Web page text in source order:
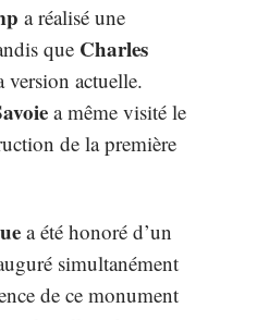
a réalisé une
que Charles
version actuelle.
a même visité le
de la première
a été honoré d’un
simultanément
de ce monument